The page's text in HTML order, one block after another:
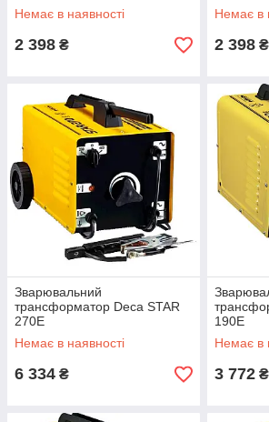
Немає в наявності
2 398 ₴
Немає в
2 398 ₴
Зварювальний
трансформатор Deca STAR
270E
Немає в наявності
6 334 ₴
190E
Немає в
3 772 ₴